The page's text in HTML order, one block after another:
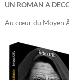
UN ROMAN A
Au cœur du Moyen